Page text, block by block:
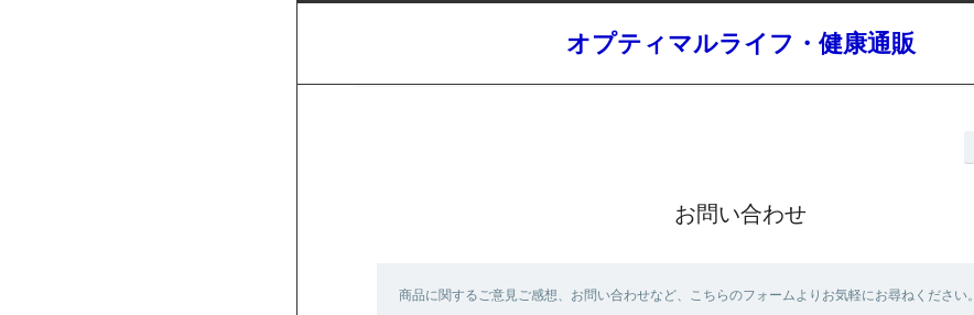
オプティマルライフ・健康通販
お問い合わせ
商品に関するご意見ご感想、お問い合わせなど、こちらのフォームよりお気軽にお尋ねください。